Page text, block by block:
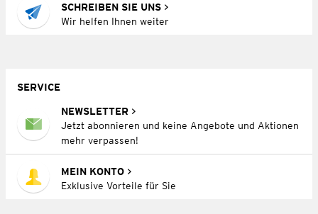
SCHREIBEN SIE UNS
Wir helfen Ihnen weiter
SERVICE
NEWSLETTER
Jetzt abonnieren und keine Angebote und Aktionen
mehr verpassen!
MEIN KONTO
Exklusive Vorteile für Sie